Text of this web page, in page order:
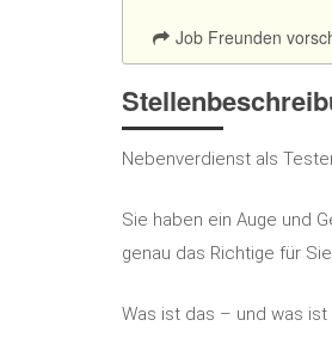
Job Freunden
Nebenverdienst als
Sie haben ein Auge und
genau das Richtige für
Was ist das – und was